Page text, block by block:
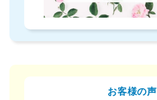
お客様の声